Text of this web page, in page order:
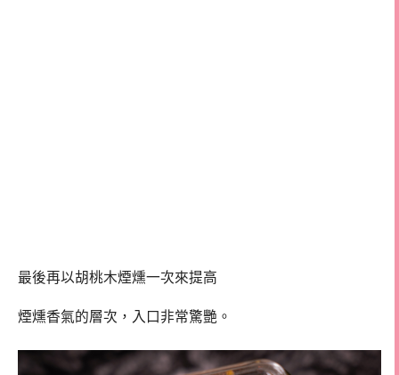
最後再以胡桃木煙燻一次來提高
煙燻香氣的層次，入口非常驚艷。